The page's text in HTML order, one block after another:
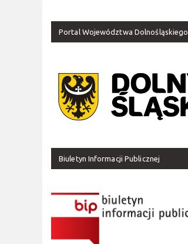
Portal Województwa Dolnośląskiego
Biuletyn Informacji Publicznej